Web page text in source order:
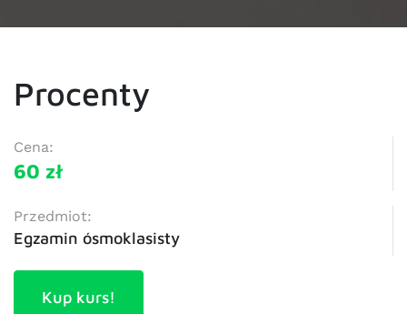
Procenty
Cena:
60 zł
Przedmiot:
Egzamin ósmoklasisty
Kup kurs!